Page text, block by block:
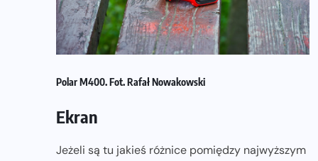
Polar M400. Fot. Rafał Nowakowski
Ekran
Jeżeli są tu jakieś różnice pomiędzy najwyższym